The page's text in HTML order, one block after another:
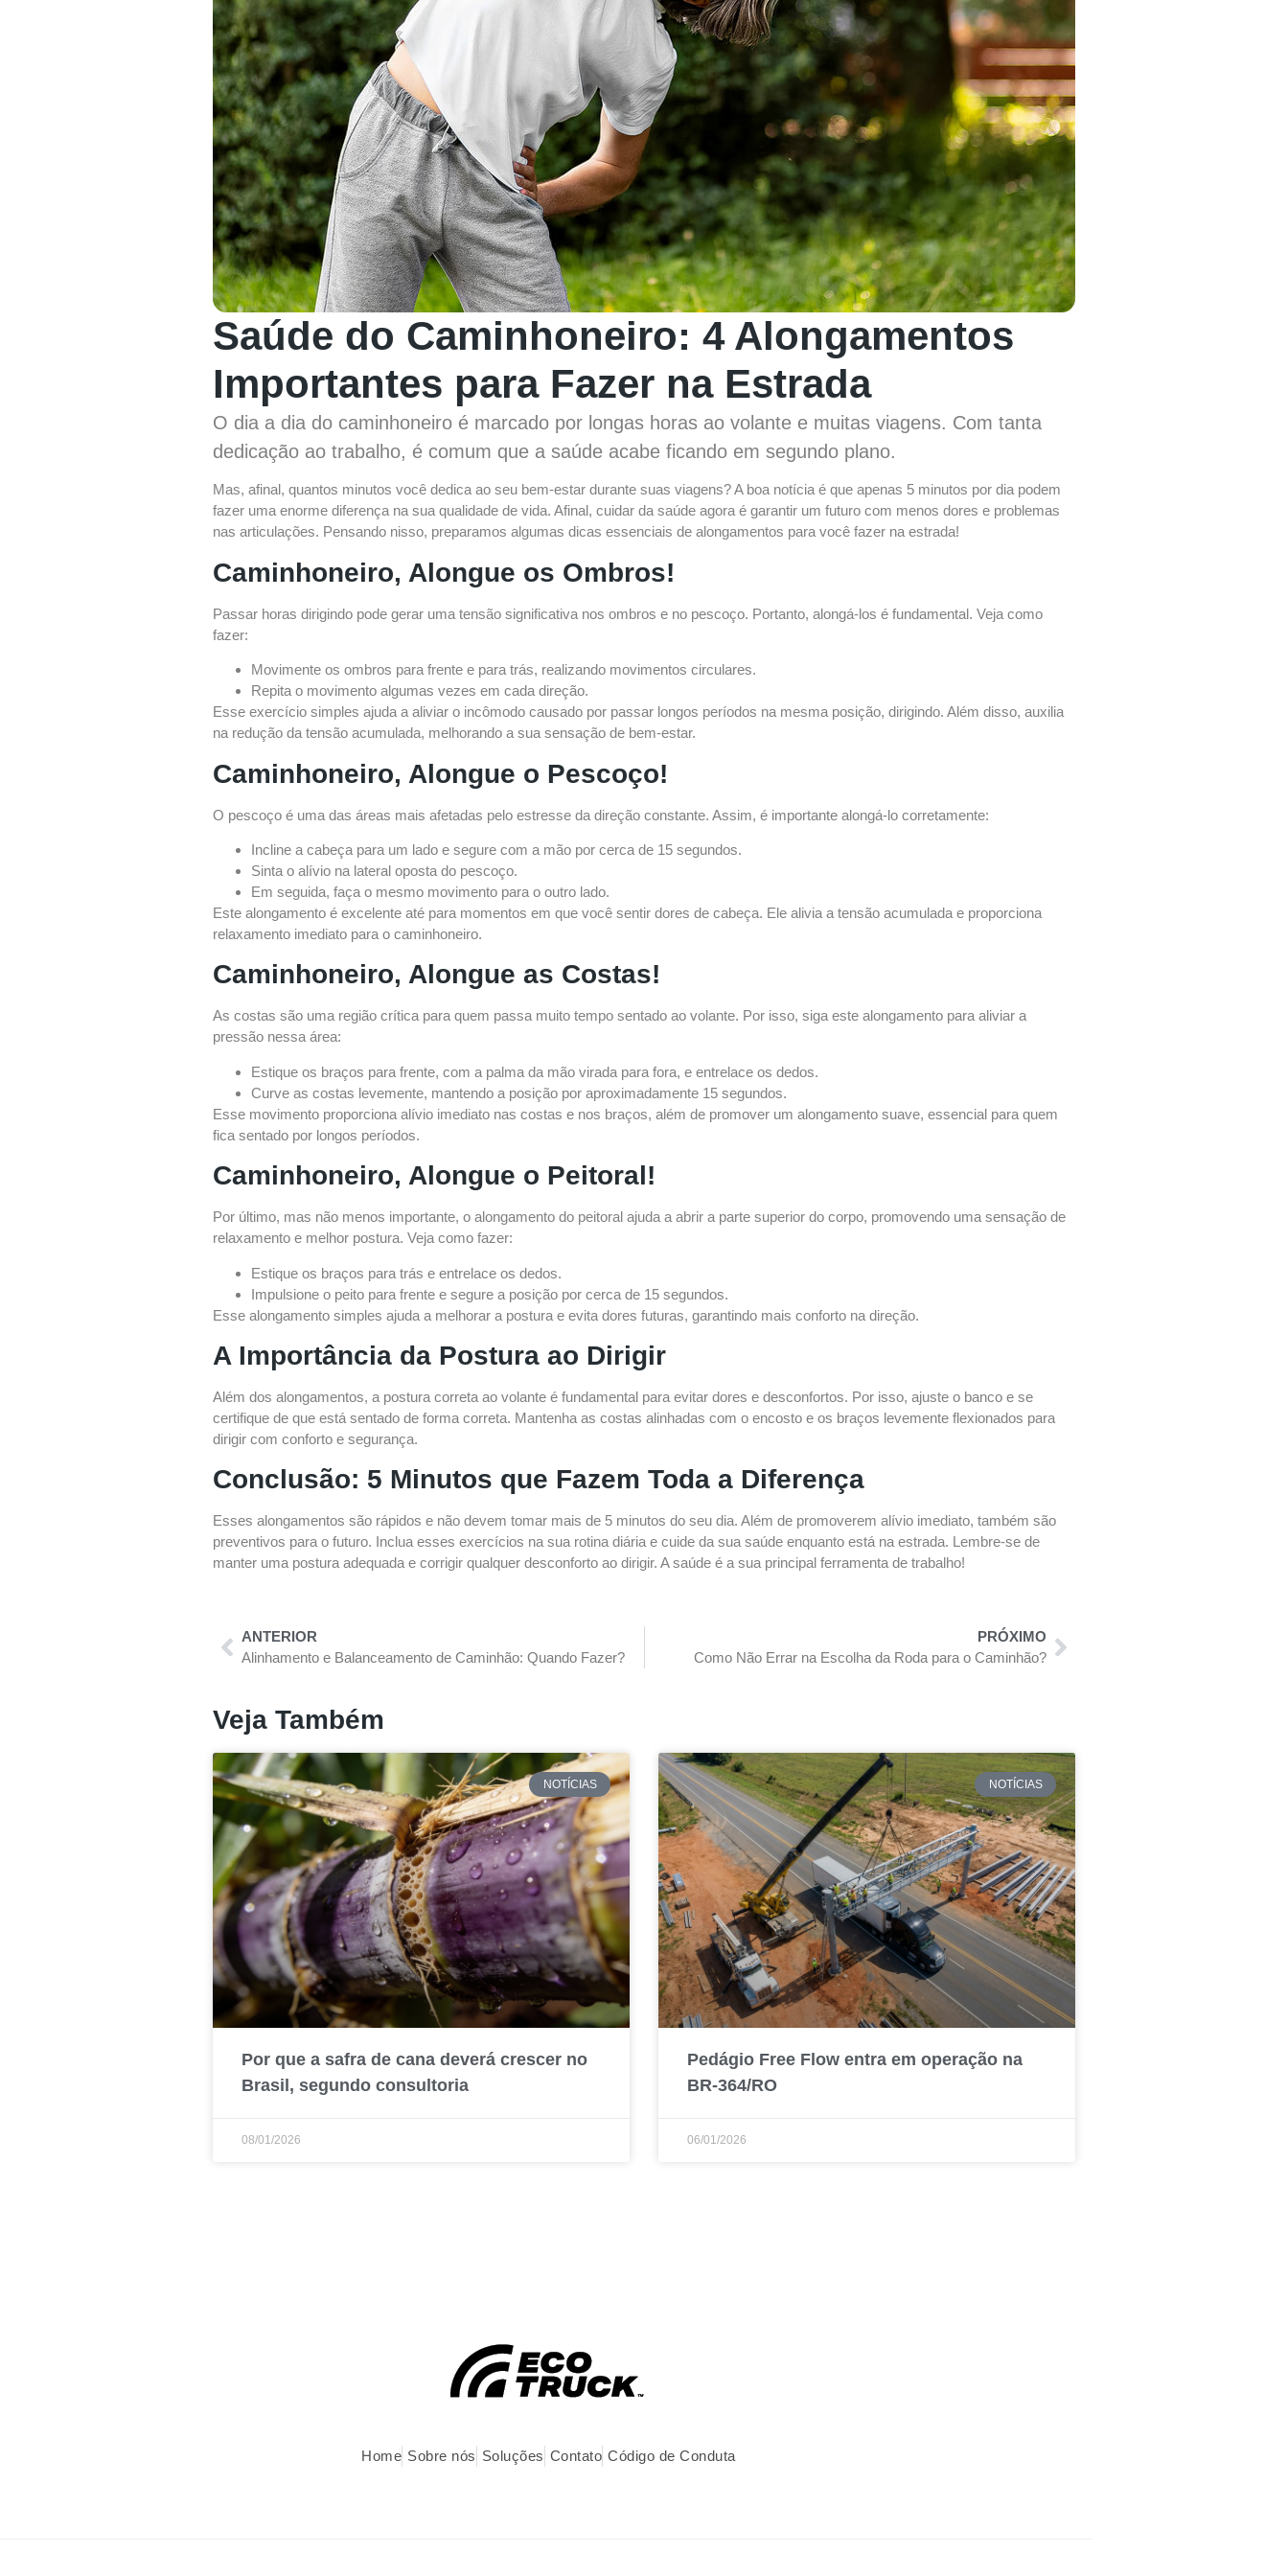
Saúde do Caminhoneiro: 4 Alongamentos
Importantes para Fazer na Estrada
O dia a dia do caminhoneiro é marcado por longas horas ao volante e muitas viagens. Com tanta
dedicação ao trabalho, é comum que a saúde acabe ficando em segundo plano.
Mas, afinal, quantos minutos você dedica ao seu bem-estar durante suas viagens? A boa notícia é que apenas 5 minutos por dia podem
fazer uma enorme diferença na sua qualidade de vida. Afinal, cuidar da saúde agora é garantir um futuro com menos dores e problemas
nas articulações. Pensando nisso, preparamos algumas dicas essenciais de alongamentos para você fazer na estrada!
Caminhoneiro, Alongue os Ombros!
Passar horas dirigindo pode gerar uma tensão significativa nos ombros e no pescoço. Portanto, alongá-los é fundamental. Veja como
fazer:
Movimente os ombros para frente e para trás, realizando movimentos circulares.
Repita o movimento algumas vezes em cada direção.
Esse exercício simples ajuda a aliviar o incômodo causado por passar longos períodos na mesma posição, dirigindo. Além disso, auxilia
na redução da tensão acumulada, melhorando a sua sensação de bem-estar.
Caminhoneiro, Alongue o Pescoço!
O pescoço é uma das áreas mais afetadas pelo estresse da direção constante. Assim, é importante alongá-lo corretamente:
Incline a cabeça para um lado e segure com a mão por cerca de 15 segundos.
Sinta o alívio na lateral oposta do pescoço.
Em seguida, faça o mesmo movimento para o outro lado.
Este alongamento é excelente até para momentos em que você sentir dores de cabeça. Ele alivia a tensão acumulada e proporciona
relaxamento imediato para o caminhoneiro.
Caminhoneiro, Alongue as Costas!
As costas são uma região crítica para quem passa muito tempo sentado ao volante. Por isso, siga este alongamento para aliviar a
pressão nessa área:
Estique os braços para frente, com a palma da mão virada para fora, e entrelace os dedos.
Curve as costas levemente, mantendo a posição por aproximadamente 15 segundos.
Esse movimento proporciona alívio imediato nas costas e nos braços, além de promover um alongamento suave, essencial para quem
fica sentado por longos períodos.
Caminhoneiro, Alongue o Peitoral!
Por último, mas não menos importante, o alongamento do peitoral ajuda a abrir a parte superior do corpo, promovendo uma sensação de
relaxamento e melhor postura. Veja como fazer:
Estique os braços para trás e entrelace os dedos.
Impulsione o peito para frente e segure a posição por cerca de 15 segundos.
Esse alongamento simples ajuda a melhorar a postura e evita dores futuras, garantindo mais conforto na direção.
A Importância da Postura ao Dirigir
Além dos alongamentos, a postura correta ao volante é fundamental para evitar dores e desconfortos. Por isso, ajuste o banco e se
certifique de que está sentado de forma correta. Mantenha as costas alinhadas com o encosto e os braços levemente flexionados para
dirigir com conforto e segurança.
Conclusão: 5 Minutos que Fazem Toda a Diferença
Esses alongamentos são rápidos e não devem tomar mais de 5 minutos do seu dia. Além de promoverem alívio imediato, também são
preventivos para o futuro. Inclua esses exercícios na sua rotina diária e cuide da sua saúde enquanto está na estrada. Lembre-se de
manter uma postura adequada e corrigir qualquer desconforto ao dirigir. A saúde é a sua principal ferramenta de trabalho!
ANTERIOR
Alinhamento e Balanceamento de Caminhão: Quando Fazer?
PRÓXIMO
Como Não Errar na Escolha da Roda para o Caminhão?
Veja Também
NOTÍCIAS
Por que a safra de cana deverá crescer no
Brasil, segundo consultoria
08/01/2026
NOTÍCIAS
Pedágio Free Flow entra em operação na
BR-364/RO
06/01/2026
Home Sobre nós Soluções Contato Código de Conduta